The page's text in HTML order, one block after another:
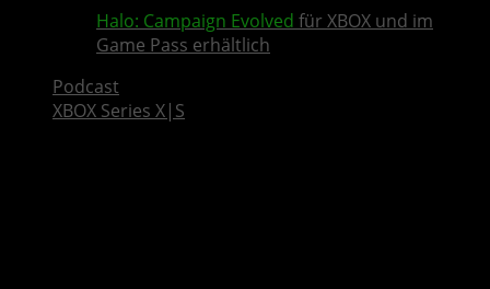
Halo: Campaign Evolved für XBOX und im
Game Pass erhältlich
Podcast
XBOX Series X|S